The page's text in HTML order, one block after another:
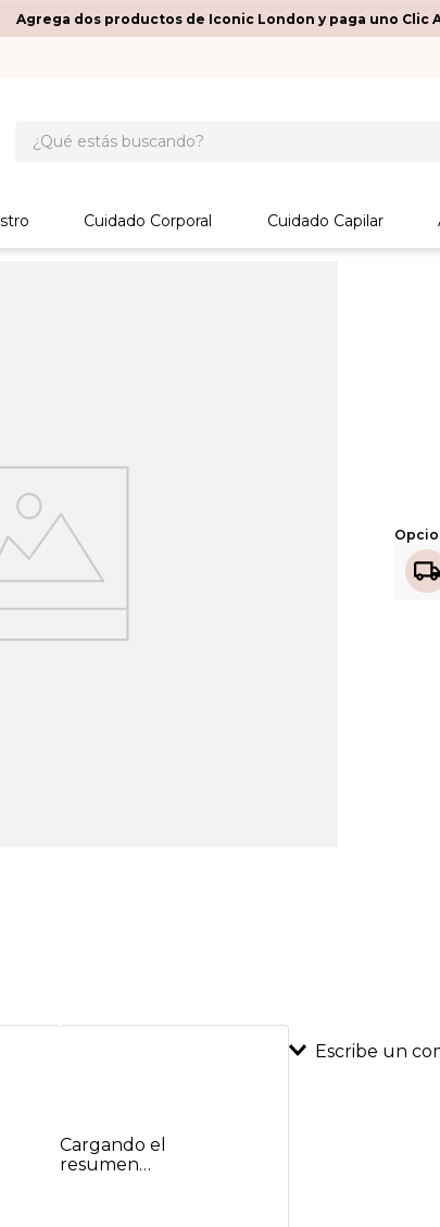
Agrega dos productos de Iconic London y paga uno Clic
Cuidado Corporal Cuidado Capilar
Cargando el
resumen…
Escribe un